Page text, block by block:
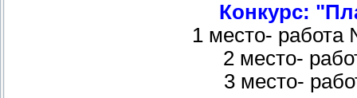
Конкурс:
1 место-
2 место-
3 место-